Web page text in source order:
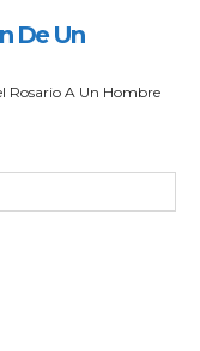
De Un
Rosario A Un Hombre